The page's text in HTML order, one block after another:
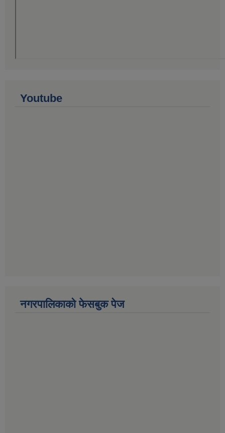
Youtube
नगरपालिकाको फेसबुक पेज